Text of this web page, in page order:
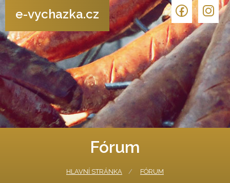
e-vychazka.cz
Fórum
HLAVNÍ STRÁNKA FÓRUM